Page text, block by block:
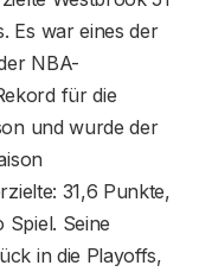
Es war eines der
NBA-
für die
und wurde der
31,6 Punkte,
Spiel. Seine
in die Playoffs,